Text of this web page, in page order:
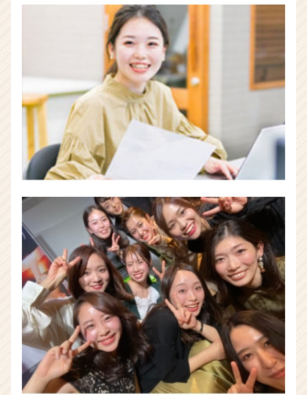
カ
ウ
ト
が
届
く
就
活
サ
イ
ト
チ
ア
ャ
リ
ア
（CheerCareer）